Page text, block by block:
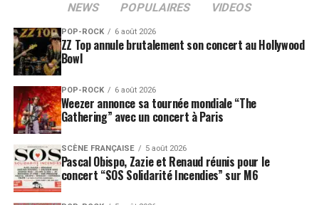
NEWS POPULAIRES VIDEOS
POP-ROCK 6 août 2026
ZZ Top annule brutalement son concert au Hollywood
Bowl
POP-ROCK 6 août 2026
Weezer annonce sa tournée mondiale “The
Gathering” avec un concert à Paris
SCÈNE FRANÇAISE 5 août 2026
Pascal Obispo, Zazie et Renaud réunis pour le
concert “SOS Solidarité Incendies” sur M6